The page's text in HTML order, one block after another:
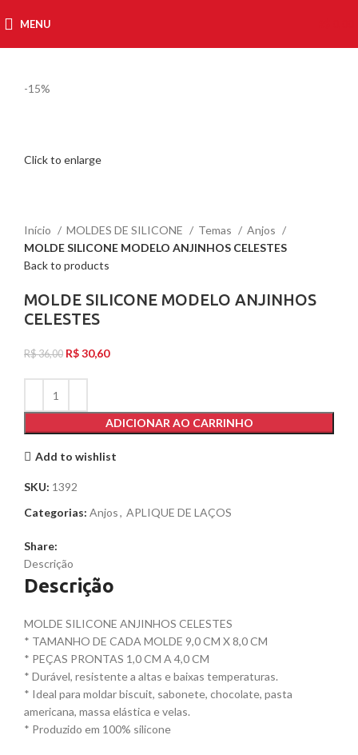
MENU
-15%
Click to enlarge
Início MOLDES DE SILICONE Temas
Anjos
MOLDE SILICONE MODELO ANJINHOS CELESTES
Back to products
MOLDE SILICONE MODELO ANJINHOS
CELESTES
R$36,00 R$30,60
ADICIONAR AO CARRINHO
Add to wishlist
SKU: 1392
Categorias: Anjos, APLIQUE DE LAÇOS
Share:
Descrição
Descrição
MOLDE SILICONE ANJINHOS CELESTES
* TAMANHO DE CADA MOLDE 9,0 CM X 8,0 CM
* PEÇAS PRONTAS 1,0 CM A 4,0 CM
* Durável, resistente a altas e baixas temperaturas.
* Ideal para moldar biscuit, sabonete, chocolate, pasta
americana, massa elástica e velas.
* Produzido em 100% silicone